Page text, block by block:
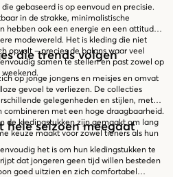
gebaseerd is op eenvoud en precisie.
in de strakke, minimalistische
hebben ook een energie en een attitude
modewereld. Het is kleding die niet
opvalt – precies de balans waar veel
samen te stellen en past zowel op
weekend.
die trends volgen
op jonge jongens en meisjes en omvat
gevoel te verliezen. De collecties
gelegenheden en stijlen, met
combineren met een hoge draagbaarheid.
de kledingstukken zijn gemaakt om lang
keuze maakt voor zowel tieners als hun
hele seizoen meegaat
het is om hun kledingstukken te
dat jongeren geen tijd willen besteden
goed uitzien en zich comfortabel